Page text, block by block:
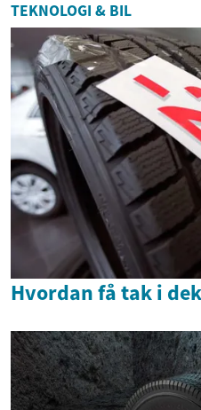
TEKNOLOGI & BIL
Hvordan få tak i